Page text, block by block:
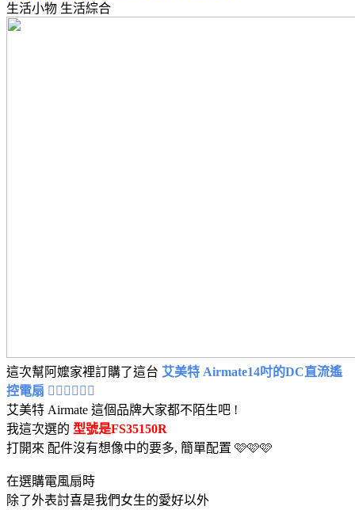
生活小物 生活綜合
這次幫阿嬤家裡訂購了這台 艾美特 Airmate14吋的DC直流遙
控電扇 😶‍🌫️😶‍🌫️😶‍🌫️
艾美特 Airmate 這個品牌大家都不陌生吧 !
我這次選的 型號是FS35150R
打開來 配件沒有想像中的要多, 簡單配置 🩷🩷🩷
在選購電風扇時
除了外表討喜是我們女生的愛好以外